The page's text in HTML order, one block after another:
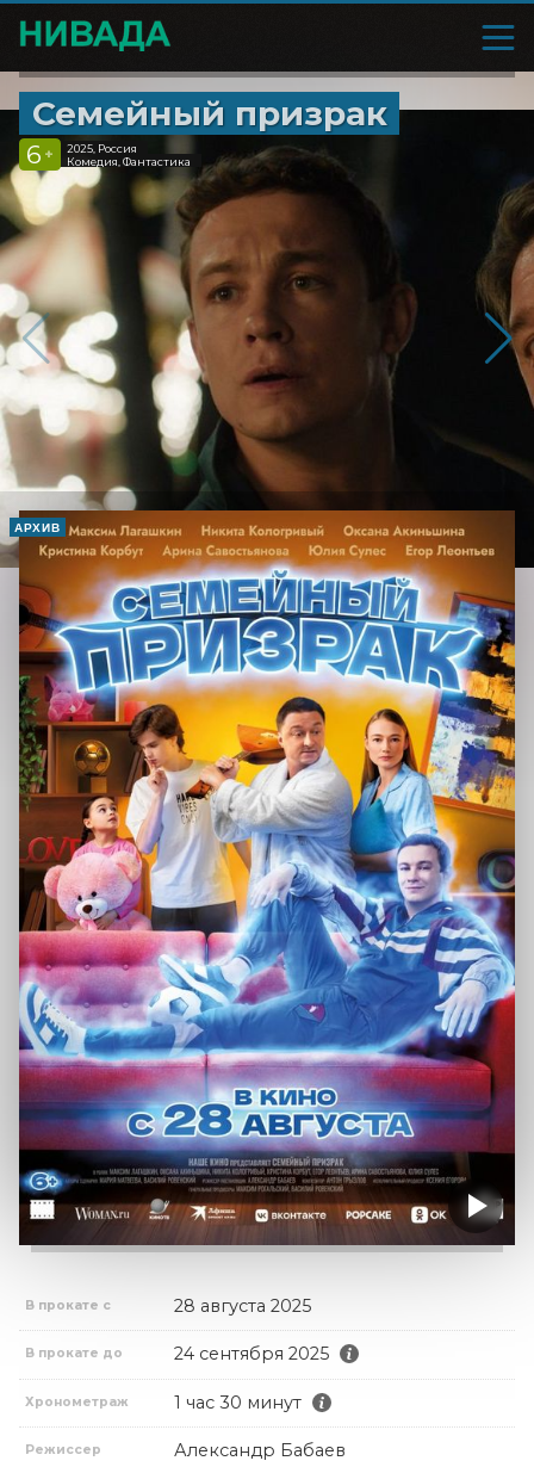
Семейный призрак
6 +
2025, Россия
Комедия, Фантастика
АРХИВ
В прокате с 28 августа 2025
В прокате до 24 сентября 2025
Хронометраж 1 час 30 минут
Режиссер Александр Бабаев